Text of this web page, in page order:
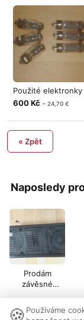
Naposledy
Prodám
závěsné
Použité elektronky
600 Kč ~ 24,70 €
« Zpět
Nastavení
🍪 Používáme